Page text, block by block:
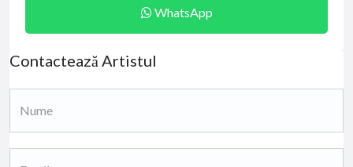
WhatsApp
Contactează Artistul